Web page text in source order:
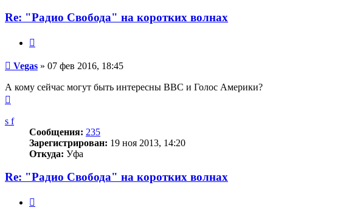
Re: "Радио Свобода" на коротких волнах
Сообщение
Vegas » 07 фев 2016, 18:45
А кому сейчас могут быть интересны BBC и Голос Америки?
началу
s f
Сообщения: 235
Зарегистрирован: 19 ноя 2013, 14:20
Откуда: Уфа
Re: "Радио Свобода" на коротких волнах